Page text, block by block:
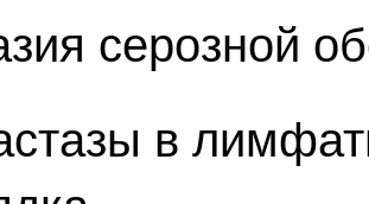
серозной
в